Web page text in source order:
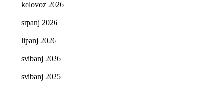
kolovoz 2026
srpanj 2026
lipanj 2026
svibanj 2026
svibanj 2025